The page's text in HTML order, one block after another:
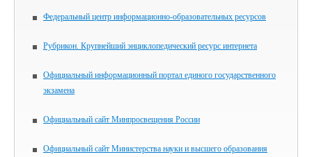
Федеральный центр информационно-образовательных ресурсов
Рубрикон. Крупнейший энциклопедический ресурс интернета
Официальный информационный портал единого государственного
экзамена
Официальный сайт Минпросвещения России
Официальный сайт Министерства науки и высшего образования